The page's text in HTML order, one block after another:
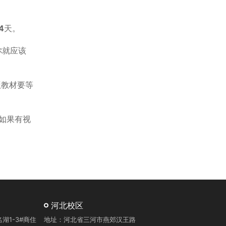
天。
应该
材要等
果有视
湖1-3#商住
河北校区
地址：河北省三河市燕郊汉王路